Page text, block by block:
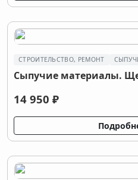
СТРОИТЕЛЬСТВО, РЕМОНТ
Сыпучие материалы.
14 950 ₽